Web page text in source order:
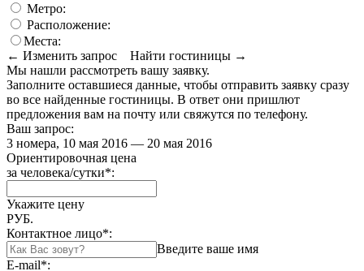
Метро:
Расположение:
Места:
← Изменить запрос
Найти гостиницы →
Мы нашли рассмотреть вашу заявку.
Заполните оставшиеся данные, чтобы отправить заявку сразу
во все найденные гостиницы. В ответ они пришлют
предложения вам на почту или свяжутся по телефону.
Ваш запрос:
3 номера, 10 мая 2016 — 20 мая 2016
Ориентировочная цена
за человека/сутки*:
Укажите цену
РУБ.
Контактное лицо*:
Введите ваше имя
E-mail*: